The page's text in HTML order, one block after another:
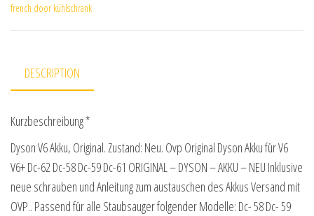
french door kühlschrank
DESCRIPTION
Kurzbeschreibung *
Dyson V6 Akku, Original. Zustand: Neu. Ovp Original Dyson Akku für V6
V6+ Dc-62 Dc-58 Dc-59 Dc-61 ORIGINAL – DYSON – AKKU – NEU Inklusive
neue schrauben und Anleitung zum austauschen des Akkus Versand mit
OVP.. Passend für alle Staubsauger folgender Modelle: Dc- 58 Dc- 59